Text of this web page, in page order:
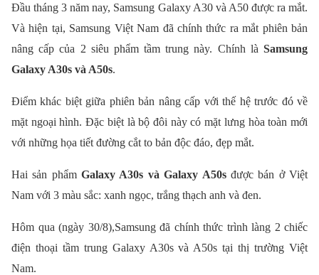
Đầu tháng 3 năm nay, Samsung Galaxy A30 và A50 được ra mắt.
Và hiện tại, Samsung Việt Nam đã chính thức ra mắt phiên bản
nâng cấp của 2 siêu phẩm tầm trung này. Chính là Samsung
Galaxy A30s và A50s.
Điểm khác biệt giữa phiên bản nâng cấp với thế hệ trước đó về
mặt ngoại hình. Đặc biệt là bộ đôi này có mặt lưng hòa toàn mới
với những họa tiết đường cắt to bản độc đáo, đẹp mắt.
Hai sản phẩmGalaxy A30s và Galaxy A50sđược bán ở Việt
Nam với 3 màu sắc: xanh ngọc, trắng thạch anh và đen.
Hôm qua (ngày 30/8),Samsung đã chính thức trình làng 2 chiếc
điện thoại tầm trung Galaxy A30s và A50s tại thị trường Việt
Nam.